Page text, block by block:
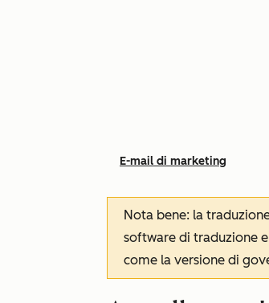
E-mail di marketing
Nota bene: la
software di traduzione
come la versione di